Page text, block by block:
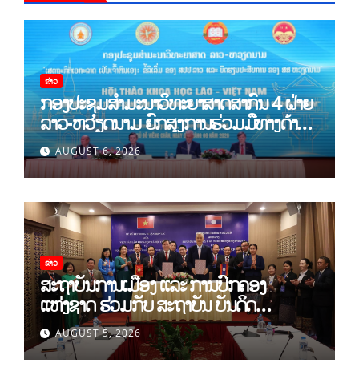
ຂ່າວ
ກອງປະຊຸມສໍາມະນາວິທະຍາສາດສາກົນ 4 ຝ່າຍ
ລາວ-ຫວຽດນາມ ຍົກສູງການຮ່ວມມືທາງດ້ານ
ທິດສະດີ ແລະ ພຶດຕິກໍາ ລາວ-ຫວຽດນາມ ແນໃສ່
ສ້າງເສດຖະກິດເອກະລາດເປັນເຈົ້າຕົນເອງຢ່າງ
ເຂັ້ມແຂງ
AUGUST 6, 2026
ຂ່າວ
ສະຖາບັນການເມືອງ ແລະ ການປົກຄອງ
ແຫ່ງຊາດ ຮ່ວມກັບ ສະຖາບັນ ບັນດິດ
ວິທະຍາສາດສັງຄົມ ຫວຽດນາມ ເຊັນບົດບັນທຶກ
ການຮ່ວມມືທາງດ້ານວິທະຍາສາດ (2026-
2030)
AUGUST 5, 2026